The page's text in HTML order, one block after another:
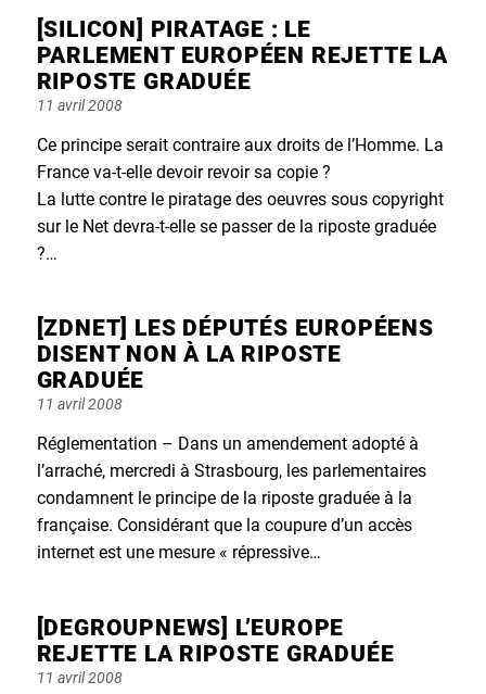
[SILICON] PIRATAGE : LE
PARLEMENT EUROPÉEN REJETTE LA
RIPOSTE GRADUÉE
Posted
on
11 avril 2008
Ce principe serait contraire aux droits de l’Homme. La
France va-t-elle devoir revoir sa copie ?
La lutte contre le piratage des oeuvres sous copyright
sur le Net devra-t-elle se passer de la riposte graduée
?…
[ZDNET] LES DÉPUTÉS EUROPÉENS
DISENT NON À LA RIPOSTE
GRADUÉE
Posted
on
11 avril 2008
Réglementation – Dans un amendement adopté à
l’arraché, mercredi à Strasbourg, les parlementaires
condamnent le principe de la riposte graduée à la
française. Considérant que la coupure d’un accès
internet est une mesure « répressive…
[DEGROUPNEWS] L’EUROPE
REJETTE LA RIPOSTE GRADUÉE
Posted
11 avril 2008